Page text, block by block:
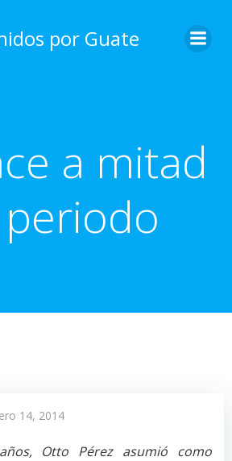
content
por Guate
a mitad
14, 2014
Otto Pérez asumió como